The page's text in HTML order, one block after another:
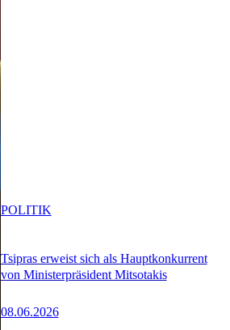
Tsipras erweist sich als Hauptkonkurrent
von Ministerpräsident Mitsotakis
08.06.2026
POLITIK